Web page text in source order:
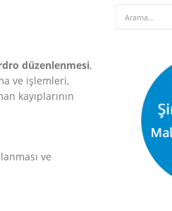
düzenlenmesi,
ve işlemleri,
kayıplarının
ve